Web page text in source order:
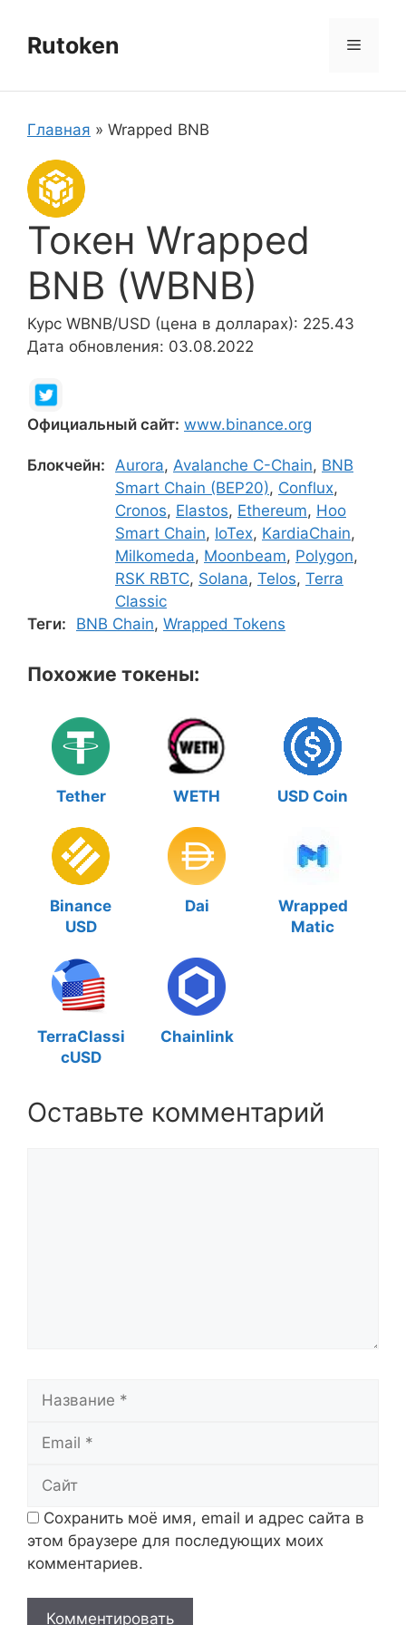
содержимому
Rutoken Меню
Главная » Wrapped BNB
Токен Wrapped
BNB (WBNB)
Курс WBNB/USD (цена в долларах): 225.43
Дата обновления: 03.08.2022
Официальный сайт: www.binance.org
Блокчейн: Aurora, Avalanche C-Chain, BNB
Smart Chain (BEP20), Conflux,
Cronos, Elastos, Ethereum, Hoo
Smart Chain, IoTex, KardiaChain,
Milkomeda, Moonbeam, Polygon,
RSK RBTC, Solana, Telos, Terra
Classic
Теги:
BNB Chain, Wrapped Tokens
Похожие токены:
Tether WETH USD Coin
Binance
USD
Dai
Wrapped
Matic
TerraClassi
cUSD
Chainlink
Оставьте комментарий
Сохранить моё имя, email и адрес сайта в
этом браузере для последующих моих
комментариев.